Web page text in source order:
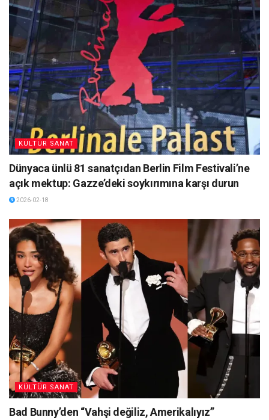
KÜLTÜR SANAT
Dünyaca ünlü 81 sanatçıdan Berlin Film Festivali’ne
açık mektup: Gazze’deki soykırımına karşı durun
2026-02-18
KÜLTÜR SANAT
Bad Bunny’den “Vahşi değiliz, Amerikalıyız”